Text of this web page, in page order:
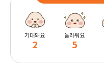
기대돼요
2
놀라워요
5